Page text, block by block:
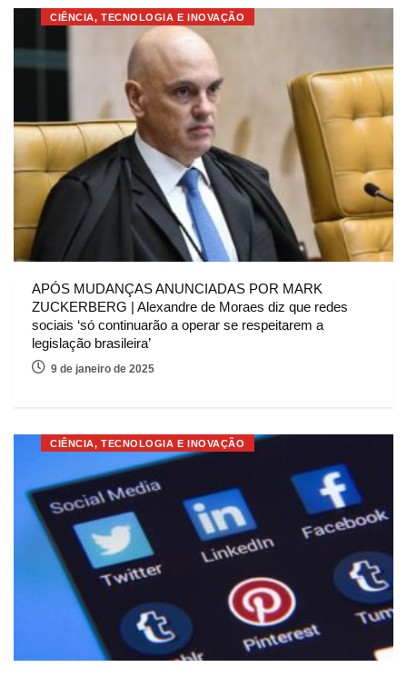
CIÊNCIA, TECNOLOGIA E INOVAÇÃO
APÓS MUDANÇAS ANUNCIADAS POR MARK
ZUCKERBERG | Alexandre de Moraes diz que redes
sociais ‘só continuarão a operar se respeitarem a
legislação brasileira’
9 de janeiro de 2025
CIÊNCIA, TECNOLOGIA E INOVAÇÃO